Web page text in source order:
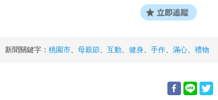
新聞關鍵字： 桃園市 母親節 互動 健身 手作 滿心 禮物